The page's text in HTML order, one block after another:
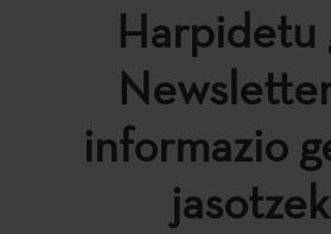
Harpidetu
informazio